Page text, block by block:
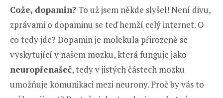
Cože, dopamin? To už jsem někde slyšel! Není divu,
zprávami o dopaminu se teď hemží celý internet. O
co tedy jde? Dopamin je molekula přirozeně se
vyskytující v našem mozku, která funguje jako
neuropřenašeč, tedy v jistých částech mozku
umožňuje komunikaci mezi neurony. Proč by vás to